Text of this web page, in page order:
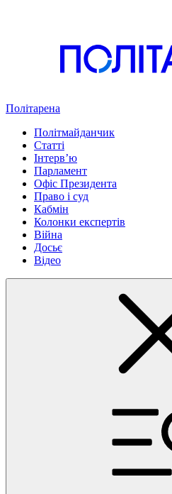
Політарена
Політмайданчик
Статті
Інтервʼю
Парламент
Офіс Президента
Право і суд
Кабмін
Колонки експертів
Війна
Досьє
Відео